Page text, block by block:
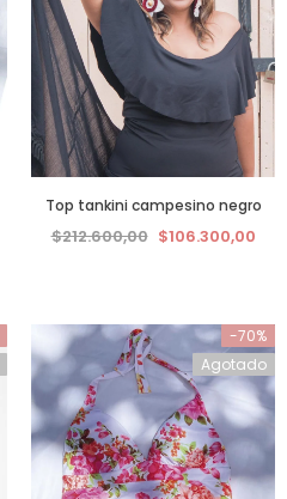
Top tankini campesino negro
$212.600,00 $106.300,00
-70%
Agotado